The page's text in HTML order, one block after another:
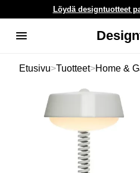
Löydä designtuotteet
Etusivu>Tuotteet>Home &